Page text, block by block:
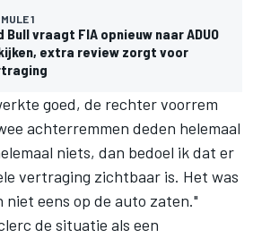
1
Bull vraagt FIA opnieuw naar ADUO
extra review zorgt voor
goed, de rechter voorrem
achterremmen deden helemaal
niets, dan bedoel ik dat er
vertraging zichtbaar is. Het was
niet eens op de auto zaten."
de situatie als een